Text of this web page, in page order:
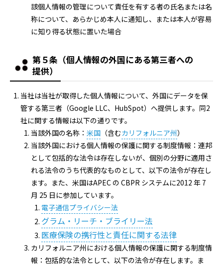
該個人情報の管理について責任を有する者の氏名または名
称について、あらかじめ本人に通知し、または本人が容易
に知り得る状態に置いた場合
第５条（個人情報の外国にある第三者への
提供）
当社は当社が取得した個人情報について、外国にデータを保
管する第三者（Google LLC、HubSpot）へ提供します。同2
社に関する情報は以下の通りです。
当該外国の名称： 米国 （含むカリフォルニア州）
当該外国における個人情報の保護に関する制度情報：連邦
として包括的な法令は存在しないが、個別の分野に適用さ
れる法令のうち代表的なものとして、以下の法令が存在し
ます。また、米国はAPEC の CBPR システムに2012 年 7
月 25 日に参加しています。
電子通信プライバシー法
グラム・リーチ・ブライリー法
医療保険の携行性と責任に関する法律
カリフォルニア州における個人情報の保護に関する制度情
報：包括的な法令として、以下の法令が存在します。ま